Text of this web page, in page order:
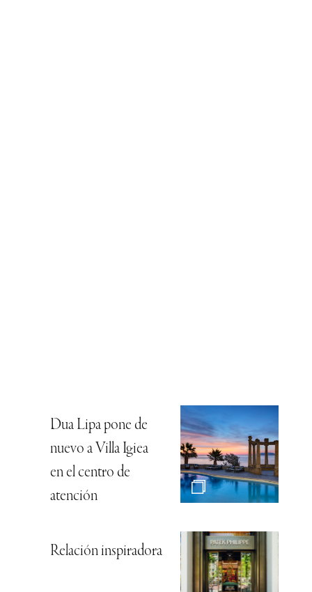
Dua Lipa pone de
nuevo a Villa Igiea
en el centro de
atención
Relación inspiradora